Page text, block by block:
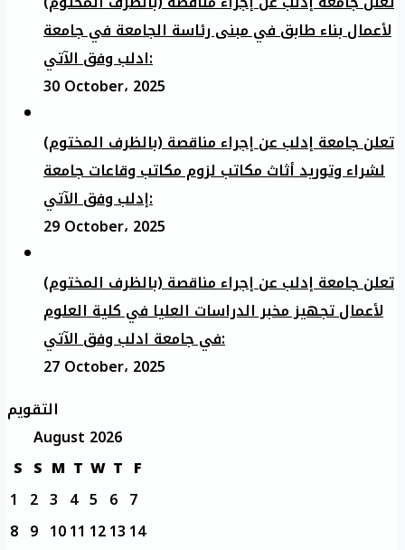
لأعمال بناء طابق في مبنى رئاسة الجامعة في جامعة
ادلب وفق الآتي:
30 October، 2025
تعلن جامعة إدلب عن إجراء مناقصة (بالظرف المختوم)
لشراء وتوريد أثاث مكاتب لزوم مكاتب وقاعات جامعة
إدلب وفق الآتي:
29 October، 2025
تعلن جامعة إدلب عن إجراء مناقصة (بالظرف المختوم)
لأعمال تجهيز مخبر الدراسات العليا في كلية العلوم
في جامعة ادلب وفق الآتي:
27 October، 2025
التقويم
August 2026
S S M T W T F
1 2 3 4 5 6 7
8 9 1011 121314